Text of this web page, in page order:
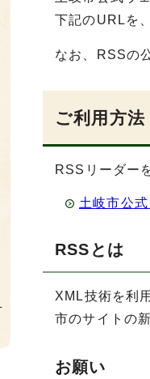
下記のURLを
なお、RSSの
ご利用方法
RSSリーダー
土岐市公
RSSとは
XML技術を利
市のサイトの
お願い